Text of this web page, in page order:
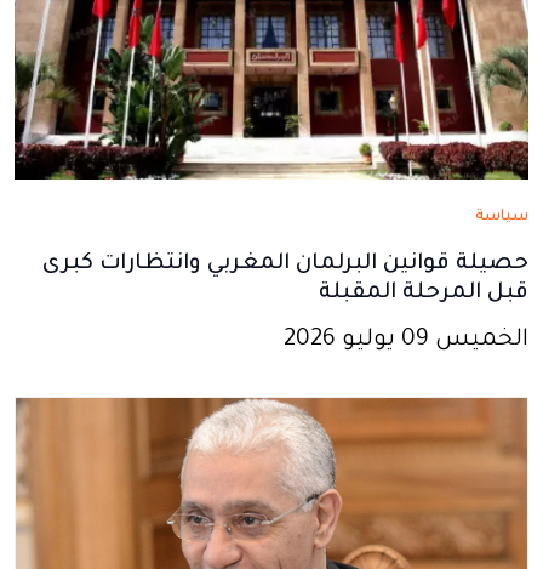
سياسة
حصيلة قوانين البرلمان المغربي وانتظارات كبرى
قبل المرحلة المقبلة
الخميس 09 يوليو 2026